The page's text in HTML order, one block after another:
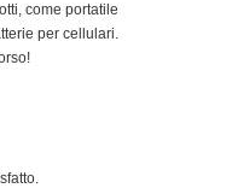
come portatile
per cellulari.